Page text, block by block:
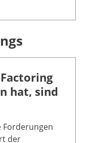
hat, sind
der